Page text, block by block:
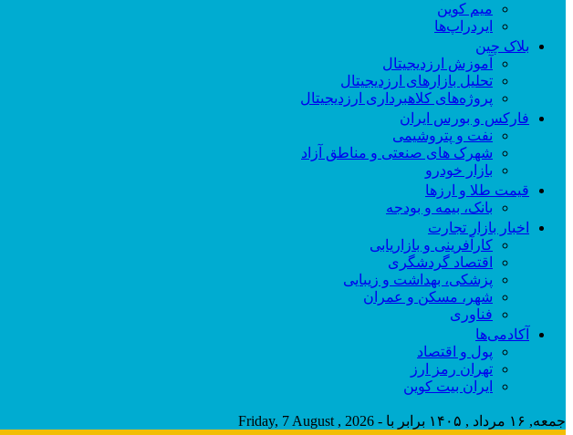
میم کوین‌
ایردراپ‌ها
بلاک چین
آموزش ارزدیجیتال
تحلیل بازارهای ارزدیجیتال
پروژه‌های کلاهبرداری ارزدیجیتال
فارکس و بورس ایران
نفت و پتروشیمی
شهرک های صنعتی و مناطق آزاد
بازار خودرو
قیمت طلا و ارزها
بانک، بیمه و بودجه
اخبار بازار تجارت
کارآفرینی و بازاریابی
اقتصاد گردشگری
پزشکی، بهداشت و زیبایی
شهر، مسکن و عمران
فناوری
آکادمی‌ها
پول و اقتصاد
تهران رمز ارز
ایران بیت کوین
جمعه, ۱۶ مرداد , ۱۴۰۵ برابر با - Friday, 7 August , 2026